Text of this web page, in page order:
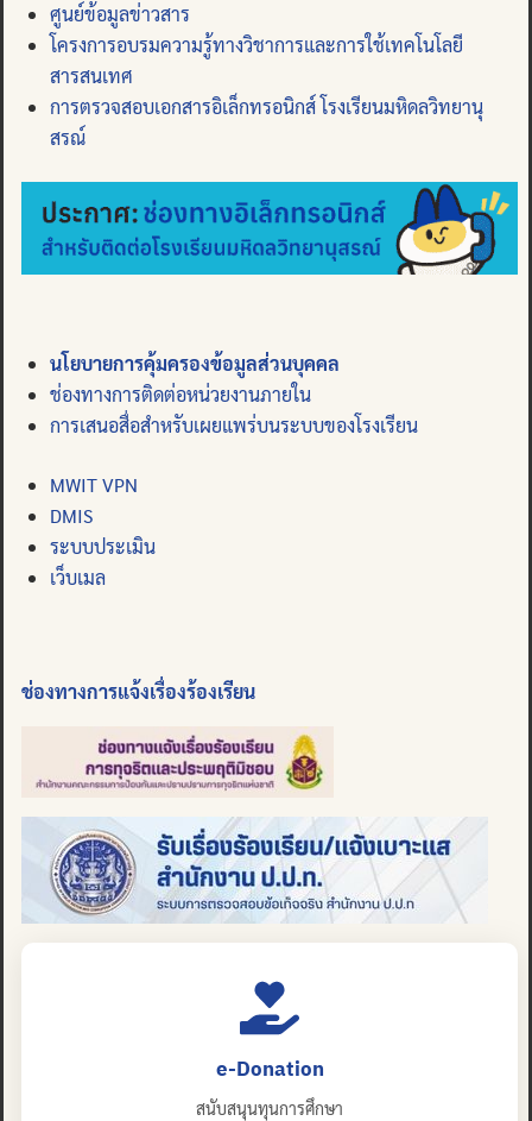
ศูนย์ข้อมูลข่าวสาร
โครงการอบรมความรู้ทางวิชาการและการใช้เทคโนโลยี
สารสนเทศ
การตรวจสอบเอกสารอิเล็กทรอนิกส์ โรงเรียนมหิดลวิทยานุ
สรณ์
นโยบายการคุ้มครองข้อมูลส่วนบุคคล
ช่องทางการติดต่อหน่วยงานภายใน
การเสนอสื่อสำหรับเผยแพร่บนระบบของโรงเรียน
MWIT VPN
DMIS
ระบบประเมิน
เว็บเมล
ช่องทางการแจ้งเรื่องร้องเรียน
e-Donation
สนับสนุนทุนการศึกษา